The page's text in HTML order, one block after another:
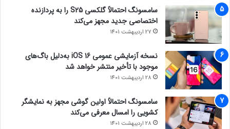
سامسونگ احتمالاً گلکسی S25 را به پردازنده
اختصاصی جدید مجهز می‌کند
27 اردیبهشت 1401
نسخه آزمایشی عمومی iOS 16 به‌دلیل باگ‌های
موجود با تأخیر منتشر خواهد شد
28 اردیبهشت 1401
سامسونگ احتمالاً اولین گوشی مجهز به نمایشگر
کشویی را امسال معرفی می‌کند
28 اردیبهشت 1401